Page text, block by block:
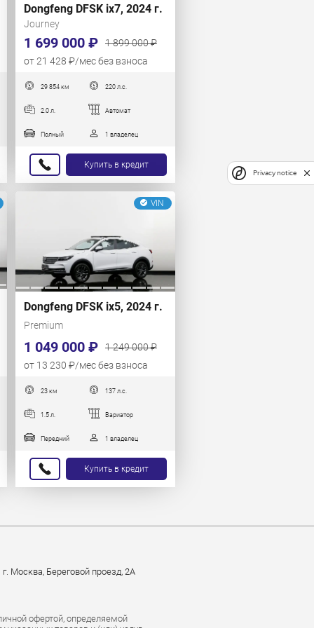
Dongfeng DFSK ix7, 2024 г.
Journey
1 699 000 ₽
1 899 000 ₽
от 21 428 ₽/мес без взноса
29 854 км 220 л.с.
2.0 л. Автомат
Полный 1 владелец
Купить в кредит
VIN
Dongfeng DFSK ix5, 2024 г.
Premium
1 049 000 ₽
1 249 000 ₽
от 13 230 ₽/мес без взноса
23 км 137 л.с.
1.5 л. Вариатор
Передний 1 владелец
Купить в кредит
Москва, Береговой проезд, 2А
офертой, определяемой
Privacy notice